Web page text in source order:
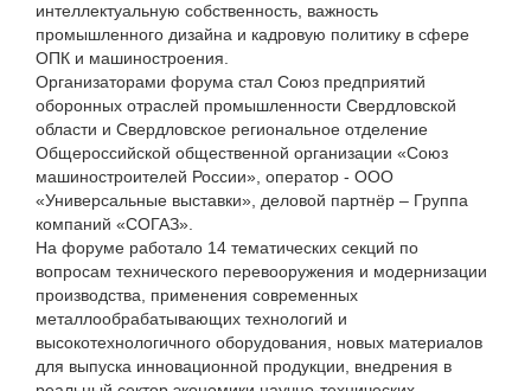
интеллектуальную собственность, важность
промышленного дизайна и кадровую политику в сфере
ОПК и машиностроения.
Организаторами форума стал Союз предприятий
оборонных отраслей промышленности Свердловской
области и Свердловское региональное отделение
Общероссийской общественной организации «Союз
машиностроителей России», оператор - ООО
«Универсальные выставки», деловой партнёр – Группа
компаний «СОГАЗ».
На форуме работало 14 тематических секций по
вопросам технического перевооружения и модернизации
производства, применения современных
металлообрабатывающих технологий и
высокотехнологичного оборудования, новых материалов
для выпуска инновационной продукции, внедрения в